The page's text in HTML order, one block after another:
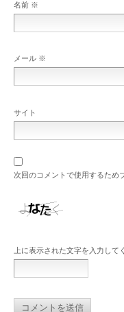
名前 ※
メール ※
サイト
次回のコメントで使用するため
上に表示された文字を入力して